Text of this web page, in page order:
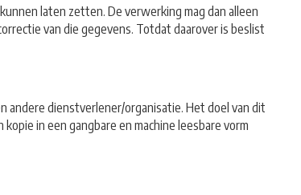
laten zetten. De verwerking mag dan alleen
van die gegevens. Totdat daarover is beslist
andere dienstverlener/organisatie. Het doel van dit
in een gangbare en machine leesbare vorm